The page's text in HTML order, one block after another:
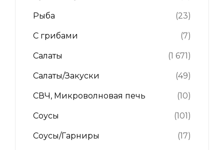
Рыба (23)
С грибами (7)
Салаты (1 671)
Салаты/Закуски (49)
СВЧ, Микроволновая печь (10)
Соусы (101)
Соусы/Гарниры (17)